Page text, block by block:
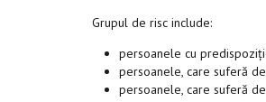
Grupul de risc include:
persoanele cu
persoanele, care suferă
persoanele, care suferă